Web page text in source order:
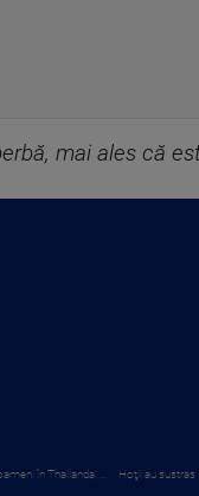
mai ales că
în Thailanda, ... Hoţii au sustras